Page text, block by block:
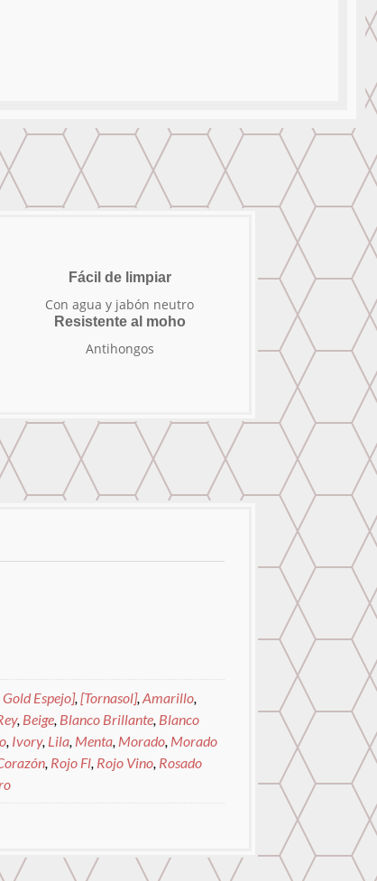
Fácil de limpiar
Con agua y jabón neutro
Resistente al moho
Antihongos
Gold Espejo],[Tornasol],Amarillo,
, Beige, Blanco Brillante, Blanco
, Ivory, Lila, Menta, Morado, Morado
, Rojo Fl, Rojo Vino, Rosado